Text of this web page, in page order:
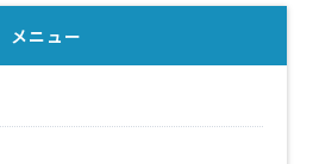
メニュー